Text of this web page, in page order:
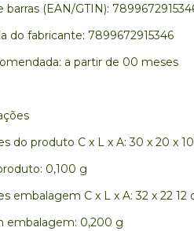
barras (EAN/GTIN):
do fabricante: 7899672915346
a partir de 00 meses
do produto C x L x A: 30 x 20 x
0,100 g
embalagem C x L x A: 32 x 22 12
embalagem: 0,200 g